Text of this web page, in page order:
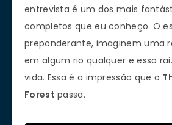
entrevista é um dos mais
completos que eu conheço. O
preponderante, imaginem uma
em algum rio qualquer e essa
vida. Essa é a impressão que o
Forest passa.